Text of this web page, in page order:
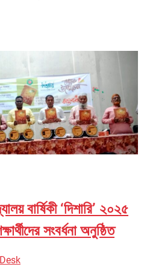
বার্ষিকী ‘দিশারি’ ২০২৫
সংবর্ধনা অনুষ্ঠিত